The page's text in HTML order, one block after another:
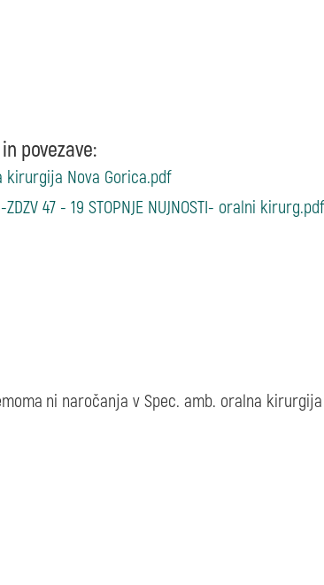
povezave:
kirurgija Nova Gorica.pdf
ZDZV 47 - 19 STOPNJE NUJNOSTI- oralni kirurg.pdf
ni naročanja v Spec. amb. oralna